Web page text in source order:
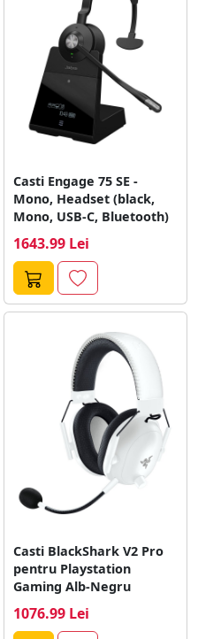
Casti Engage 75 SE -
Mono, Headset (black,
Mono, USB-C, Bluetooth)
1643.99 Lei
Casti BlackShark V2 Pro
pentru Playstation
Gaming Alb-Negru
1076.99 Lei